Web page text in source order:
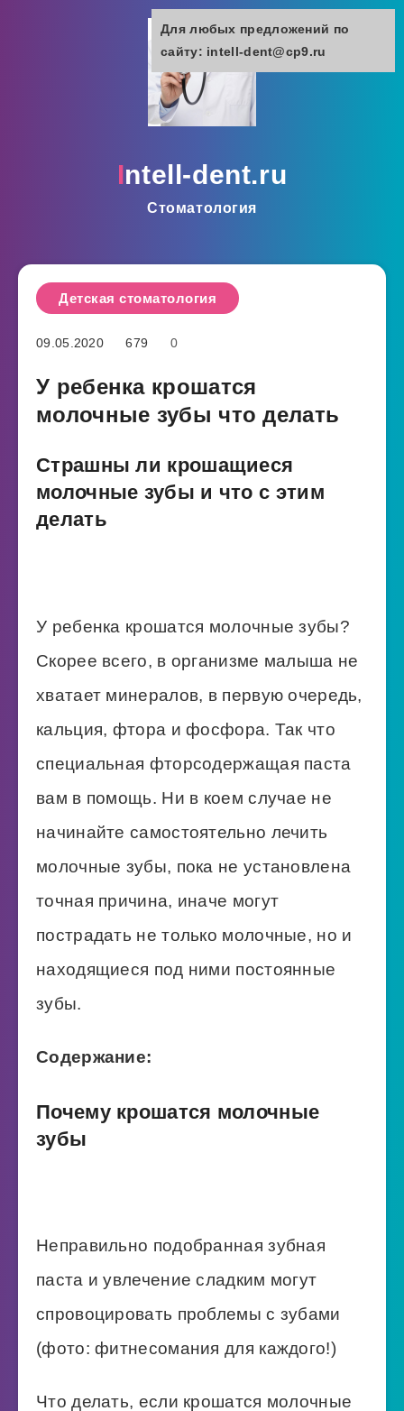
intell-dent.ru
Стоматология
Детская стоматология
09.05.2020 679 0
У ребенка крошатся
молочные зубы что делать
Страшны ли крошащиеся
молочные зубы и что с этим
делать
У ребенка крошатся молочные зубы?
Скорее всего, в организме малыша не
хватает минералов, в первую очередь,
кальция, фтора и фосфора. Так что
специальная фторсодержащая паста
вам в помощь. Ни в коем случае не
начинайте самостоятельно лечить
молочные зубы, пока не установлена
точная причина, иначе могут
пострадать не только молочные, но и
находящиеся под ними постоянные
зубы.
Содержание:
Почему крошатся молочные
зубы
Неправильно подобранная зубная
паста и увлечение сладким могут
спровоцировать проблемы с зубами
(фото: фитнесомания для каждого!)
Что делать, если крошатся молочные
Для любых предложений по
сайту: intell-dent@cp9.ru